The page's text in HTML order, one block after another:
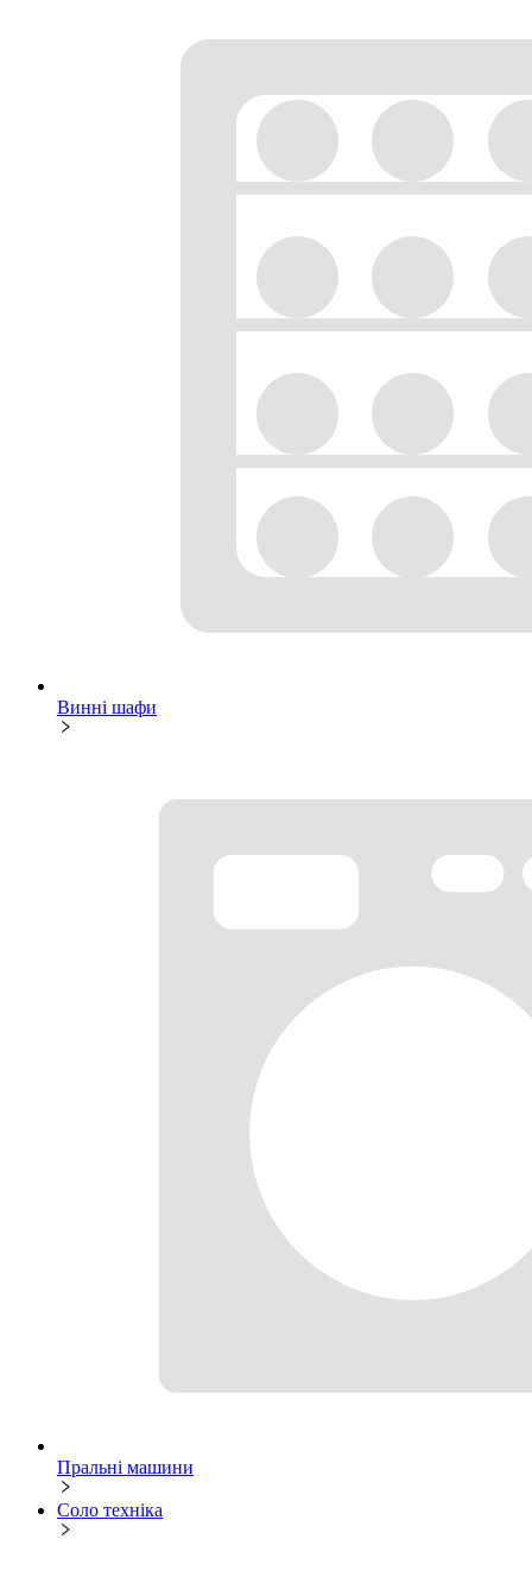
Винні шафи
Пральні машини
Соло техніка